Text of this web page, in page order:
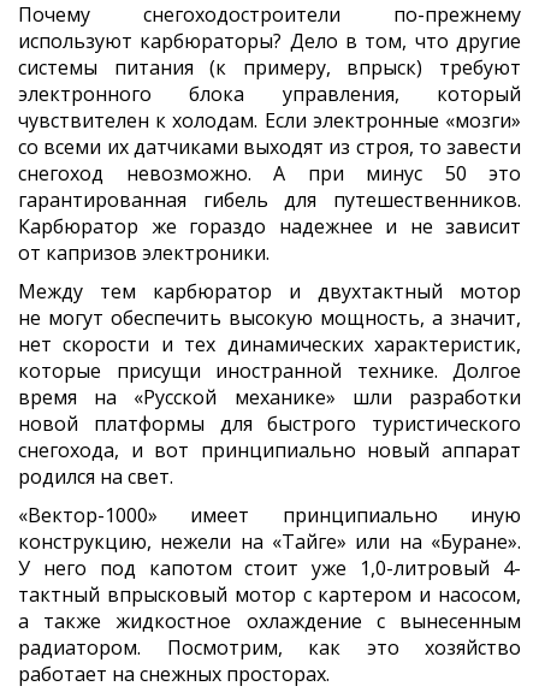
Почему снегоходостроители по-прежнему
используют карбюраторы? Дело в том, что другие
системы питания (к примеру, впрыск) требуют
электронного блока управления, который
чувствителен к холодам. Если электронные «мозги»
со всеми их датчиками выходят из строя, то завести
снегоход невозможно. А при минус 50 это
гарантированная гибель для путешественников.
Карбюратор же гораздо надежнее и не зависит
от капризов электроники.
Между тем карбюратор и двухтактный мотор
не могут обеспечить высокую мощность, а значит,
нет скорости и тех динамических характеристик,
которые присущи иностранной технике. Долгое
время на «Русской механике» шли разработки
новой платформы для быстрого туристического
снегохода, и вот принципиально новый аппарат
родился на свет.
«Вектор-1000» имеет принципиально иную
конструкцию, нежели на «Тайге» или на «Буране».
У него под капотом стоит уже 1,0-литровый 4-
тактный впрысковый мотор с картером и насосом,
а также жидкостное охлаждение с вынесенным
радиатором. Посмотрим, как это хозяйство
работает на снежных просторах.